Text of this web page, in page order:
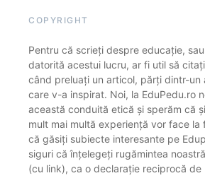
COPYRIGHT
Pentru că scrieți despre educație,
datorită acestui lucru, ar fi util să
când preluați un articol, părți dintr-un
care v-a inspirat. Noi, la EduPedu.ro
această conduită etică și sperăm că
mult mai multă experiență vor face la
că găsiți subiecte interesante pe
siguri că înțelegeți rugămintea
(cu link), ca o declarație reciprocă de